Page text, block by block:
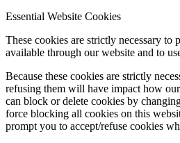
Essential Website Cookies
These cookies are strictly necessary to
available through our website and to
Because these cookies are strictly
refusing them will have impact how
can block or delete cookies by
force blocking all cookies on this
prompt you to accept/refuse cookies